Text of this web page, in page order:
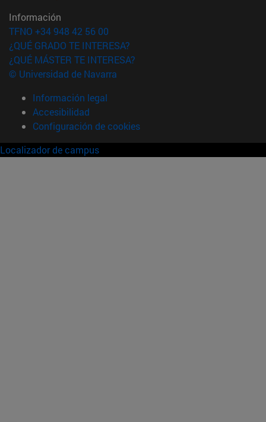
Información
TFNO +34 948 42 56 00
¿QUÉ GRADO TE INTERESA?
¿QUÉ MÁSTER TE INTERESA?
© Universidad de Navarra
Información legal
Accesibilidad
Configuración de cookies
Localizador de campus